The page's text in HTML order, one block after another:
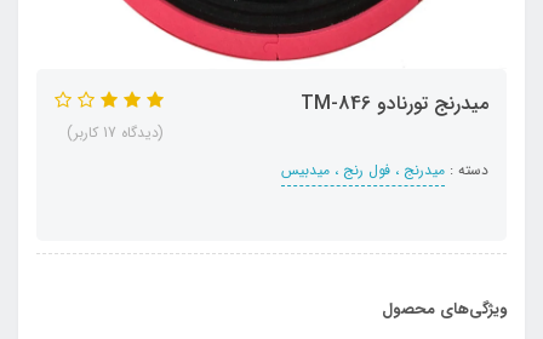
میدرنج تورنادو TM-846
دسته : میدرنج ، فول رنج ، میدبیس
(دیدگاه 17 کاربر)
ویژگی‌های محصول